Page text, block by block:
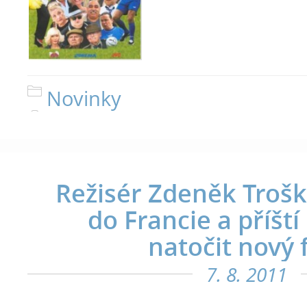
Novinky
Režisér Zdeněk
do Francie a
natočit nový
7. 8. 2011